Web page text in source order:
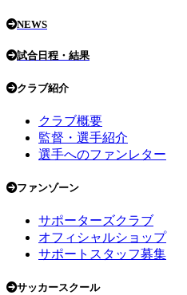
NEWS
試合日程・結果
クラブ紹介
クラブ概要
監督・選手紹介
選手へのファンレター
ファンゾーン
サポーターズクラブ
オフィシャルショップ
サポートスタッフ募集
サッカースクール